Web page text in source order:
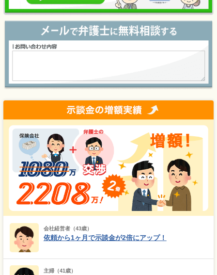
会社経営者（43歳）
依頼から1ヶ月で示談金が2倍にアップ！
主婦（41歳）